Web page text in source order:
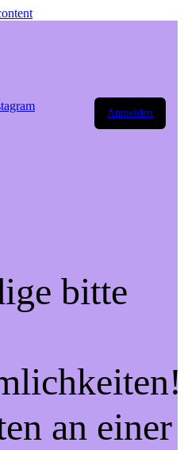
Anmelden
bitte
an einer